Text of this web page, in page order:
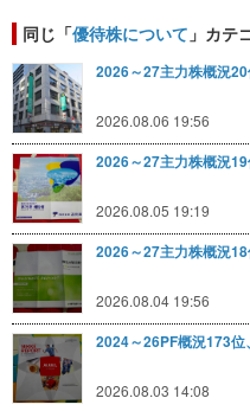
同じ「優待株について 」カテ
2026～27主力株概況20
2026.08.06 19:56
2026～27主力株概況19
2026.08.05 19:19
2026～27主力株概況18
2026.08.04 19:56
2024～26PF概況173位
2026.08.03 14:08